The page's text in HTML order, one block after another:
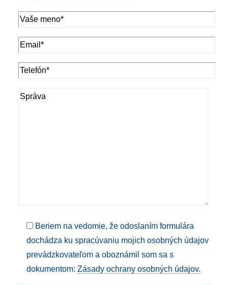
Beriem na vedomie, že odoslaním formulára
dochádza ku spracúvaniu mojich osobných údajov
prevádzkovateľom a oboznámil som sa s
dokumentom: Zásady ochrany osobných údajov.